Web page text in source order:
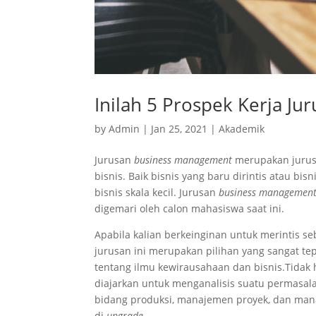
Inilah 5 Prospek Kerja
byAdmin | Jan 25, 2021 |Akademik
Jurusanbusiness management merupakan
bisnis. Baik bisnis yang baru dirintis atau
bisnis skala kecil. Jurusan business
digemari oleh calon mahasiswa saat ini.
Apabila kalian berkeinginan untuk merintis
jurusan ini merupakan pilihan yang sangat
tentang ilmu kewirausahaan dan
diajarkan untuk menganalisis suatu
bidang produksi, manajemen proyek, dan